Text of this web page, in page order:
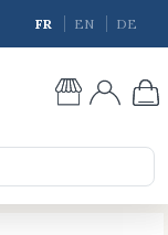
FR EN DE